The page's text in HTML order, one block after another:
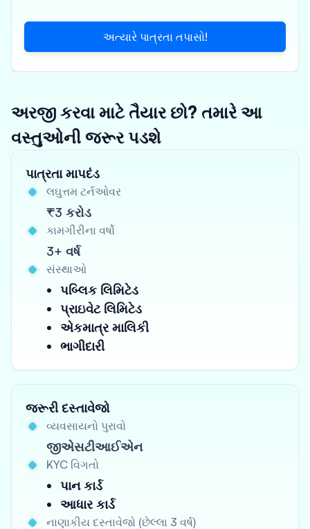
અત્યારે પાત્રતા તપાસો!
અરજી કરવા માટે તૈયાર છો? તમારે આ
વસ્તુઓની જરૂર પડશે
પાત્રતા માપદંડ
લઘુત્તમ ટર્નઓવર
₹3 કરોડ
કામગીરીના વર્ષો
3+ વર્ષ
સંસ્થાઓ
પબ્લિક લિમિટેડ
પ્રાઇવેટ લિમિટેડ
એકમાત્ર માલિકી
ભાગીદારી
જરૂરી દસ્તાવેજો
વ્યવસાયનો પુરાવો
જીએસટીઆઈએન
KYC વિગતો
પાન કાર્ડ
આધાર કાર્ડ
નાણાકીય દસ્તાવેજો (છેલ્લા 3 વર્ષ)